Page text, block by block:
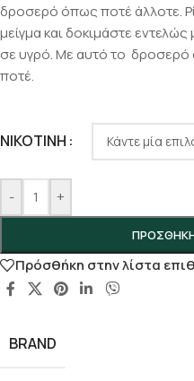
δροσερό όπως ποτέ άλλοτε.
μείγμα και δοκιμάστε
σε υγρό. Με αυτό το δροσερό
ποτέ.
ΝΙΚΟΤΊΝΗ
- +
Πρόσθήκη στην λίστα
BRAND